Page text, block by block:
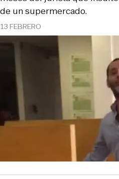
13 FEBRERO
de un supermercado.